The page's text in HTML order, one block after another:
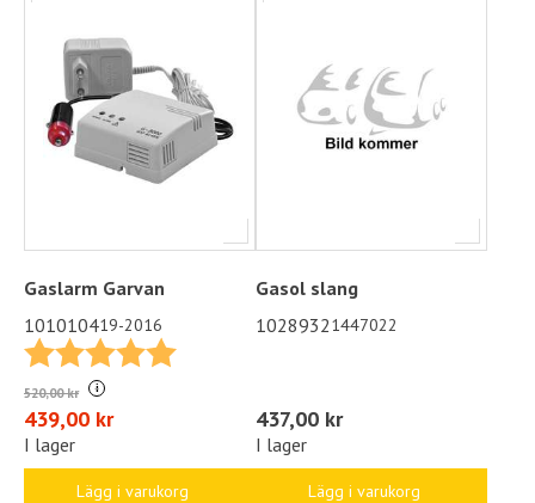
Gaslarm Garvan
101010419-2016
Betyg: 5.0 utav 5 stjärnor
520,00 kr i
439,00 kr
I lager
Lägg i varukorg
Gasol slang
10289321447022
437,00 kr
I lager
Lägg i varukorg